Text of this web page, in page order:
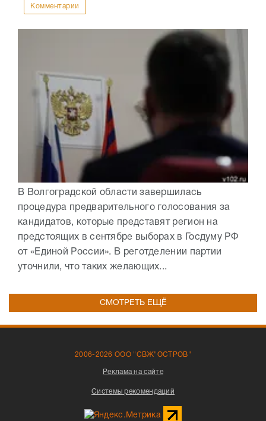
Комментарии
В Волгоградской области завершилась
процедура предварительного голосования за
кандидатов, которые представят регион на
предстоящих в сентябре выборах в Госдуму РФ
от «Единой России». В реготделении партии
уточнили, что таких желающих...
СМОТРЕТЬ ЕЩЁ
2006-2026 ООО "СВЖ"ОСТРОВ"
Реклама на сайте
Системы рекомендаций